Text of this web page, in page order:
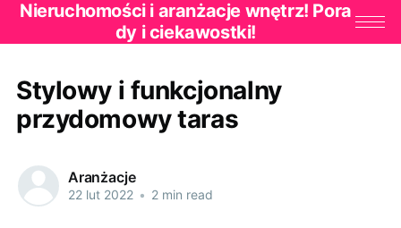
Nieruchomości i aranżacje wnętrz! Pora
dy i ciekawostki!
Stylowy i funkcjonalny
przydomowy taras
Aranżacje
22 lut 2022 • 2 min read